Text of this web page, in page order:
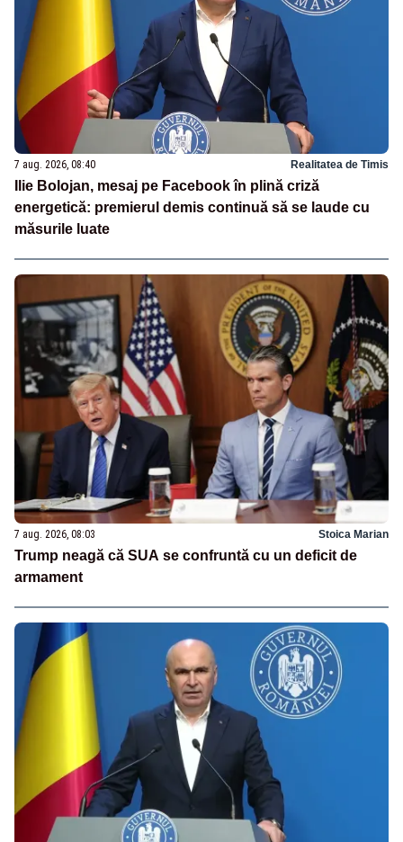
7 aug. 2026, 08:40 Realitatea de Timis
Ilie Bolojan, mesaj pe Facebook în plină criză
energetică: premierul demis continuă să se laude cu
măsurile luate
7 aug. 2026, 08:03 Stoica Marian
Trump neagă că SUA se confruntă cu un deficit de
armament